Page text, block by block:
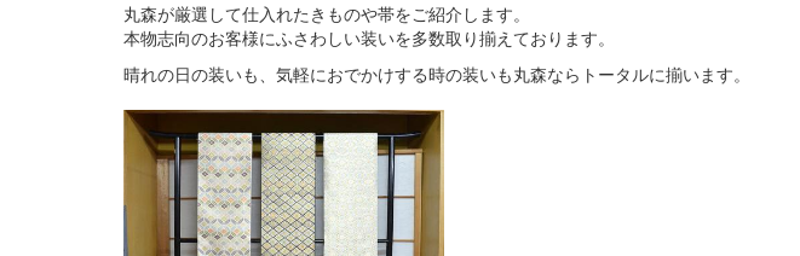
丸森が厳選して仕入れたきものや帯をご紹介します。
本物志向のお客様にふさわしい装いを多数取り揃えております。
晴れの日の装いも、気軽におでかけする時の装いも丸森ならトータルに揃います。